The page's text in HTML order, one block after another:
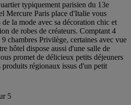
typiquement parisien du 13e
Mercure Paris place d'Italie vous
la mode avec sa décoration chic et
de robes de créateurs. Comptant 4
chambres Privilège, certaines avec vue
hôtel dispose aussi d'une salle de
promet de délicieux petits déjeuners
produits régionaux issus d'un petit
5